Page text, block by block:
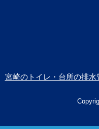
宮崎のトイレ・台所の排水